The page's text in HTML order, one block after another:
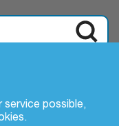
service possible,
.